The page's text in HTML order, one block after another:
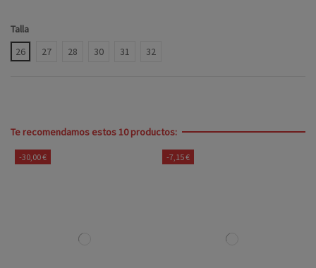
Talla
26
27 28 30 31 32
Te recomendamos estos 10 productos:
-30,00 € -7,15 €